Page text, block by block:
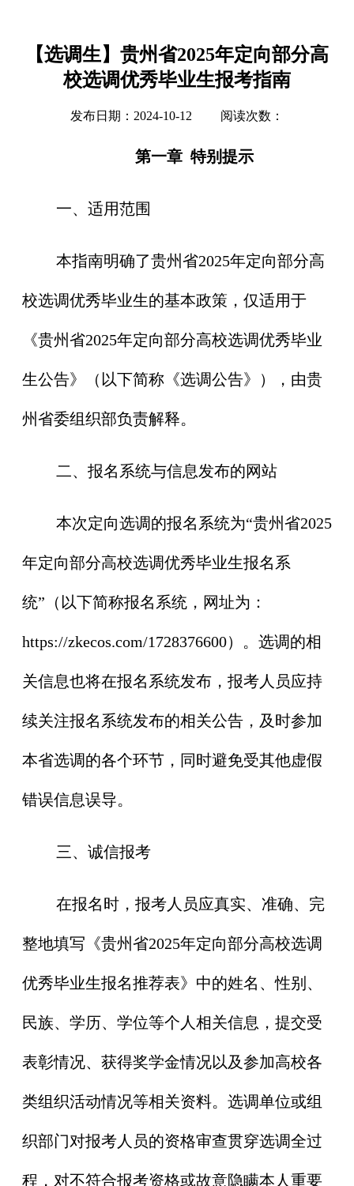
【选调生】贵州省2025年定向部分高
校选调优秀毕业生报考指南
发布日期：2024-10-12 阅读次数：
第一章 特别提示
一、适用范围
本指南明确了贵州省2025年定向部分高
校选调优秀毕业生的基本政策，仅适用于
《贵州省2025年定向部分高校选调优秀毕业
生公告》（以下简称《选调公告》），由贵
州省委组织部负责解释。
二、报名系统与信息发布的网站
本次定向选调的报名系统为“贵州省2025
年定向部分高校选调优秀毕业生报名系
统”（以下简称报名系统，网址为：
https://zkecos.com/1728376600）。选调的相
关信息也将在报名系统发布，报考人员应持
续关注报名系统发布的相关公告，及时参加
本省选调的各个环节，同时避免受其他虚假
错误信息误导。
三、诚信报考
在报名时，报考人员应真实、准确、完
整地填写《贵州省2025年定向部分高校选调
优秀毕业生报名推荐表》中的姓名、性别、
民族、学历、学位等个人相关信息，提交受
表彰情况、获得奖学金情况以及参加高校各
类组织活动情况等相关资料。选调单位或组
织部门对报考人员的资格审查贯穿选调全过
程，对不符合报考资格或故意隐瞒本人重要